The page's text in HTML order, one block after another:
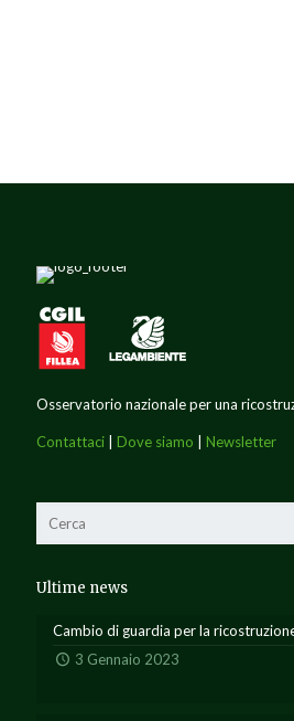
Osservatorio nazionale per una
Contattaci Dove siamo Newsletter
Ultime news
Cambio di guardia per la
3 Gennaio 2023